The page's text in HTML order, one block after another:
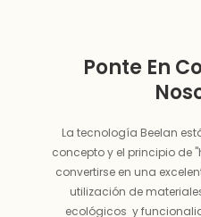
Ponte En
La tecnología Beelan
concepto y el principio de
convertirse en una
utilización de
ecológicos y